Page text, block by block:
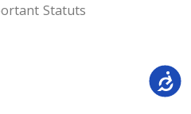
Statuts